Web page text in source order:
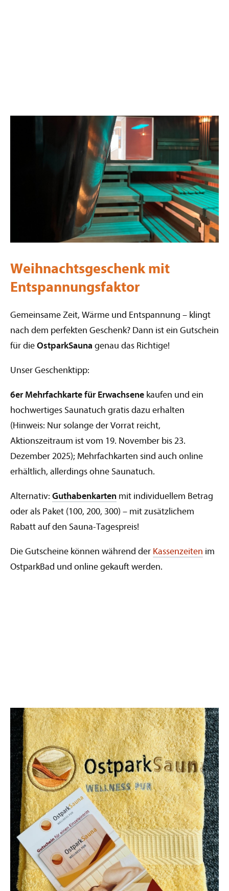
Weihnachtsgeschenk mit
Entspannungsfaktor
Gemeinsame Zeit, Wärme und Entspannung – klingt
nach dem perfekten Geschenk? Dann ist ein Gutschein
für dieOstparkSauna genau das Richtige!
Unser Geschenktipp:
6er Mehrfachkarte für Erwachsene kaufen und ein
hochwertiges Saunatuch gratis dazu erhalten
(Hinweis: Nur solange der Vorrat reicht,
Aktionszeitraum ist vom 19. November bis 23.
Dezember 2025); Mehrfachkarten sind auch online
erhältlich, allerdings ohne Saunatuch.
Alternativ: Guthabenkarten mit individuellem Betrag
oder als Paket (100, 200, 300) – mit zusätzlichem
Rabatt auf den Sauna-Tagespreis!
Die Gutscheine können während der Kassenzeiten im
OstparkBad und online gekauft werden.